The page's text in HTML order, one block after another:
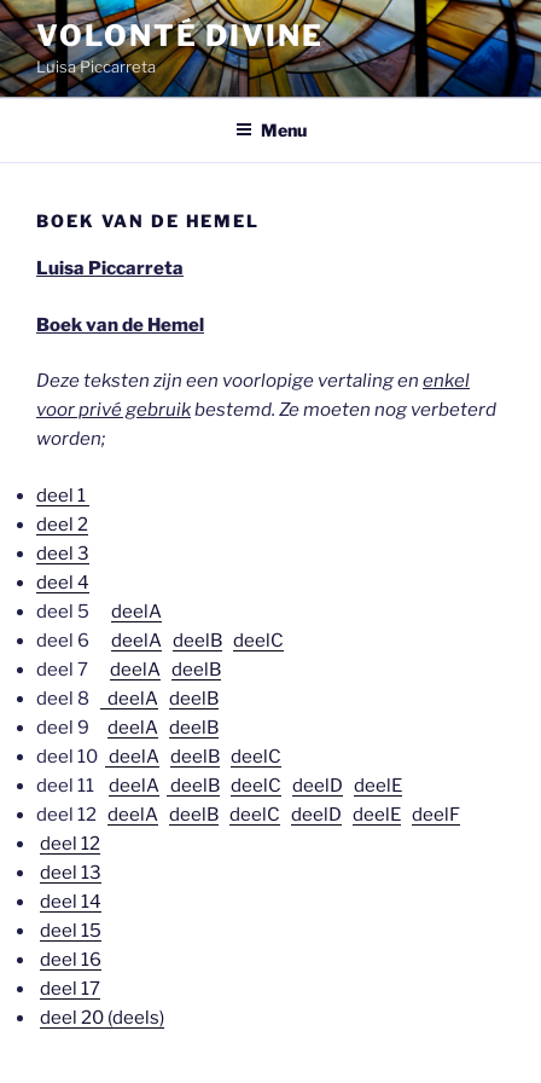
Spring
naar
de
inhoud
VOLONTÉ DIVINE
Luisa Piccarreta
Menu
BOEK VAN DE HEMEL
Luisa Piccarreta
Boek van de Hemel
Deze teksten zijn een voorlopige vertaling en enkel
voor privé gebruikbestemd. Ze moeten nog verbeterd
worden;
deel 1
deel 2
deel 3
deel 4
deel 5 deelA
deel 6 deelA deelB deelC
deel 7 deelA deelB
deel 8
deelA deelB
deel 9 deelA deelB
deel 10 deelA deelB deelC
deel 11 deelA deelB deelC deelD deelE
deel 12 deelA deelB deelC deelD deelE deelF
deel 12
deel 13
deel 14
deel 15
deel 16
deel 17
deel 20 (deels)